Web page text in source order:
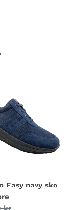
Easy navy sko
kr